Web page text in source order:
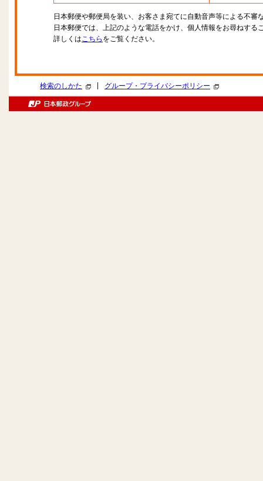
日本郵便や郵便局を装い、お客さま宛てに自動音声等による不審
日本郵便では、上記のような電話をかけ、個人情報をお尋ねする
詳しくはこちら をご覧ください。
検索のしかた グループ・プライバシーポリシー